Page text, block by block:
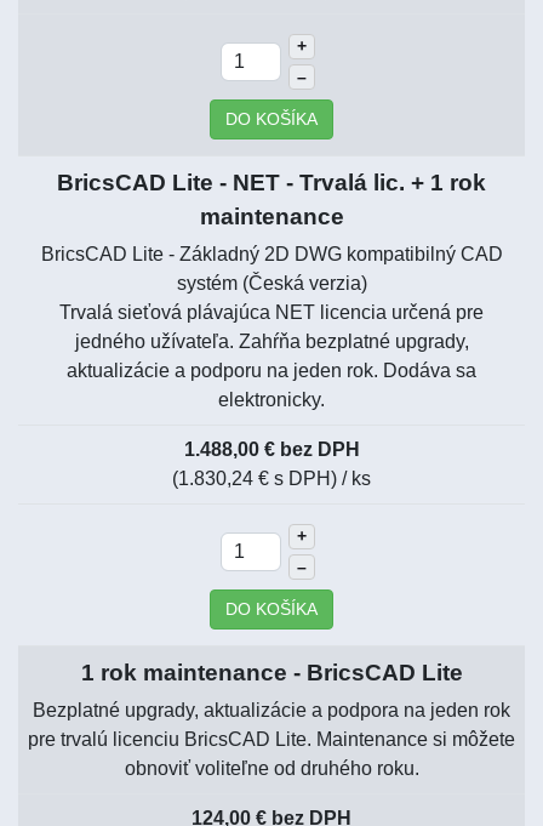
+
–
DO KOŠÍKA
BricsCAD Lite - NET - Trvalá lic. + 1 rok
maintenance
BricsCAD Lite - Základný 2D DWG kompatibilný CAD
systém (Česká verzia)
Trvalá sieťová plávajúca NET licencia určená pre
jedného užívateľa. Zahŕňa bezplatné upgrady,
aktualizácie a podporu na jeden rok. Dodáva sa
elektronicky.
1.488,00 € bez DPH
(1.830,24 € s DPH) / ks
+
–
DO KOŠÍKA
1 rok maintenance - BricsCAD Lite
Bezplatné upgrady, aktualizácie a podpora na jeden rok
pre trvalú licenciu BricsCAD Lite. Maintenance si môžete
obnoviť voliteľne od druhého roku.
124,00 € bez DPH